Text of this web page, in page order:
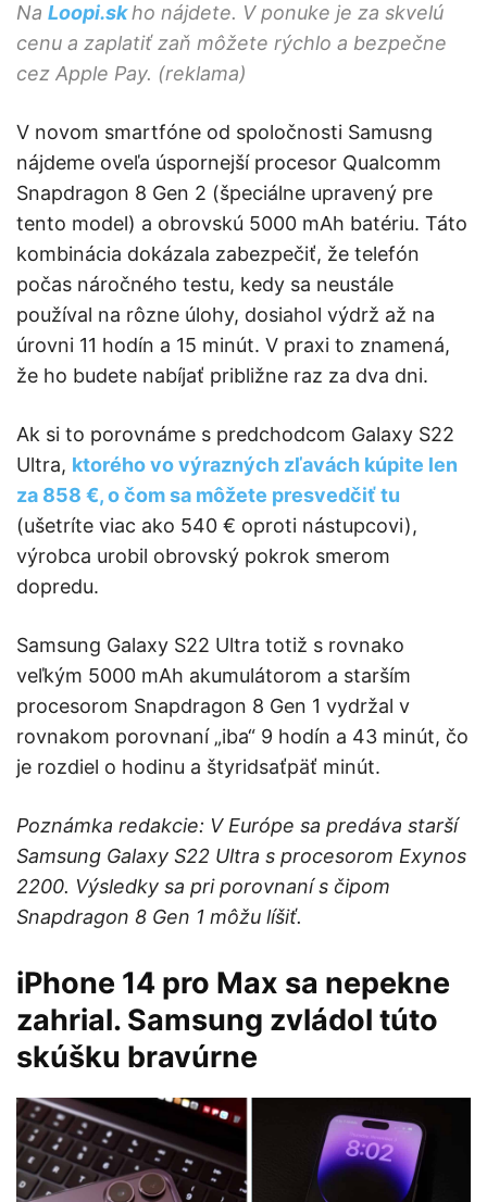
Na Loopi.skho nájdete. V ponuke je za skvelú
cenu a zaplatiť zaň môžete rýchlo a bezpečne
cez Apple Pay. (reklama)
V novom smartfóne od spoločnosti Samusng
nájdeme oveľa úspornejší procesor Qualcomm
Snapdragon 8 Gen 2 (špeciálne upravený pre
tento model) a obrovskú 5000 mAh batériu. Táto
kombinácia dokázala zabezpečiť, že telefón
počas náročného testu, kedy sa neustále
používal na rôzne úlohy, dosiahol výdrž až na
úrovni 11 hodín a 15 minút. V praxi to znamená,
že ho budete nabíjať približne raz za dva dni.
Ak si to porovnáme s predchodcom Galaxy S22
Ultra, ktorého vo výrazných zľavách kúpite len
za 858 €, o čom sa môžete presvedčiť tu
(ušetríte viac ako 540 € oproti nástupcovi),
výrobca urobil obrovský pokrok smerom
dopredu.
Samsung Galaxy S22 Ultra totiž s rovnako
veľkým 5000 mAh akumulátorom a starším
procesorom Snapdragon 8 Gen 1 vydržal v
rovnakom porovnaní „iba“ 9 hodín a 43 minút, čo
je rozdiel o hodinu a štyridsaťpäť minút.
Poznámka redakcie: V Európe sa predáva starší
Samsung Galaxy S22 Ultra s procesorom Exynos
2200. Výsledky sa pri porovnaní s čipom
Snapdragon 8 Gen 1 môžu líšiť.
iPhone 14 pro Max sa nepekne
zahrial. Samsung zvládol túto
skúšku bravúrne